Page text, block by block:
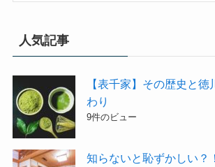
人気記事
【表千家】その歴史と
わり
9件のビュー
知らないと恥ずかしい？